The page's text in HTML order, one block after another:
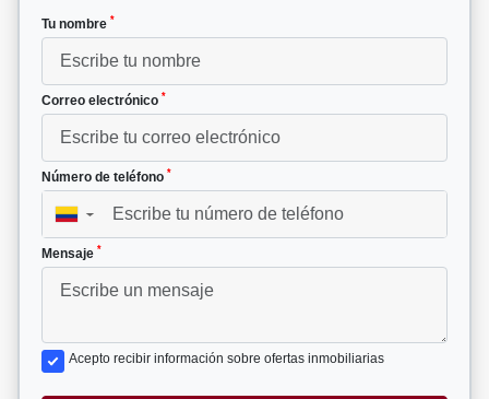
Tu nombre *
Correo electrónico *
Número de teléfono *
▼
Mensaje *
Acepto recibir información sobre ofertas inmobiliarias